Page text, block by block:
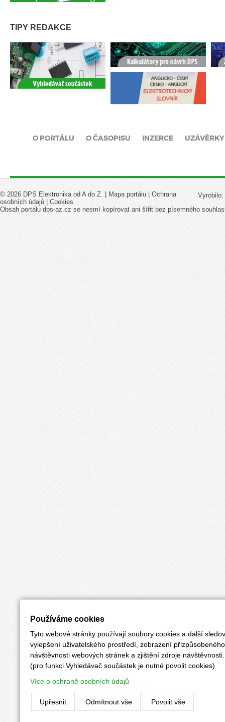
TIPY REDAKCE
O PORTÁLU O ČASOPISU INZERCE UZÁVĚRKY
Vyrobilo:
© 2026 DPS Elektronika od A do Z. | Mapa portálu | Ochrana
osobních údajů | Cookies
Obsah portálu dps-az.cz se nesmí kopírovat ani šířit bez písemného
Používáme cookies
Tyto webové stránky používají soubory cookies a další
vylepšení uživatelského prostředí, zobrazení
návštěvnosti webových stránek a zjištění zdroje návštěvnosti.
(pro funkci Vyhledávač součástek je nutné povolit cookies)
Více o ochraně osobních údajů
Upřesnit Odmítnout vše Povolit vše